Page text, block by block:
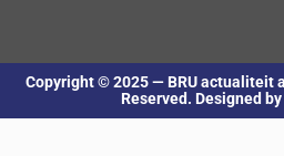
Copyright © 2025 — BRU actualiteit
Reserved. Designed